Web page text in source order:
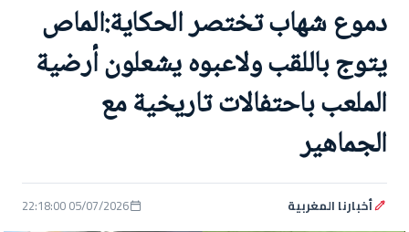
دموع شهاب تختصر الحكاية:الماص
يتوج باللقب ولاعبوه يشعلون أرضية
الملعب باحتفالات تاريخية مع
الجماهير
أخبارنا المغربية 05/07/2026 22:18:00